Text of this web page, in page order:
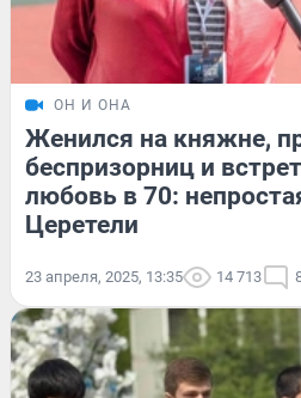
ОН И ОНА
Женился на княжне,
беспризорниц и
любовь в 70:
Церетели
23 апреля, 2025, 13:35 14 713